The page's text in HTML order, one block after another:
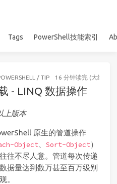
Tags PowerShell技能索引
/ TIP 16 分钟读完 (大约
- LINQ 数据操作
上版本
原生的管道操作
Object Sort-Object）
往不尽人意。管道每次传递
据量达到数万甚至百万级别
。